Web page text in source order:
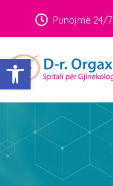
Open toolbar
Punojmë 24/7